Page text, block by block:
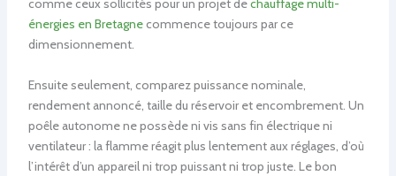
comme ceux sollicités pour un projet dechauffage multi-
énergies en Bretagnecommence toujours par ce
dimensionnement.
Ensuite seulement, comparez puissance nominale,
rendement annoncé, taille du réservoir et encombrement. Un
poêle autonome ne possède ni vis sans fin électrique ni
ventilateur : la flamme réagit plus lentement aux réglages, d’où
l’intérêt d’un appareil ni trop puissant ni trop juste. Le bon